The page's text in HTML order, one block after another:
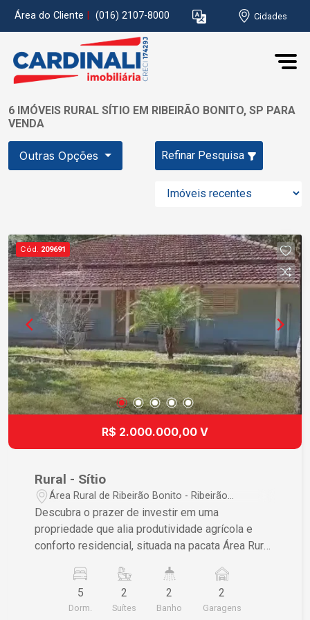
Área do Cliente (016) 2107-8000 Cidades
6 IMÓVEIS RURAL SÍTIO EM RIBEIRÃO BONITO, SP PARA
VENDA
Outras Opções Refinar Pesquisa
Cód. 209691
R$ 2.000.000,00 V
Rural - Sítio
Área Rural de Ribeirão Bonito - Ribeirão
Bonito/SP
Descubra o prazer de investir em uma
propriedade que alia produtividade agrícola e
conforto residencial, situada na pacata Área Rural
um cenário idílico para expandir suas atividades
comerciais enquanto disfruta da tranquilidade e
do vasto espaço natural. Características do
5
Dorm.
2
Suítes
2
Banho
2
Garagens